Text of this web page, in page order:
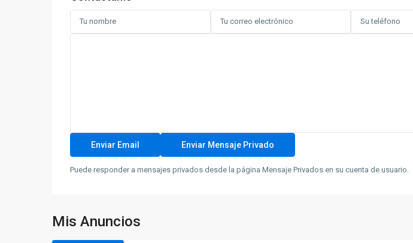
Puede responder a mensajes privados desde la página Mensaje Privados en su cuenta de usuario.
Mis Anuncios